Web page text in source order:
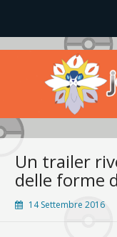
Johto World
Le novità più
Un trailer
delle forme
14 Settembre 2016